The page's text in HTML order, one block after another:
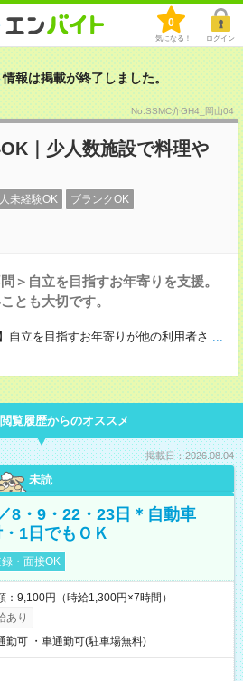
0
気になる！ ログイン
報は掲載が終了しました。
No.SSMC介GH4_岡山04
｜少人数施設で料理や
未経験OK ブランクOK
＞自立を目指すお年寄りを支援。
とも大切です。
自立を目指すお年寄りが他の利用者さ ...
覧履歴からのオススメ
掲載日：2026.08.04
未読
8・9・22・23日＊自動車
1日でもＯＫ
・面接OK
：9,100円（時給1,300円×7時間）
あり
勤可 ・車通勤可(駐車場無料)